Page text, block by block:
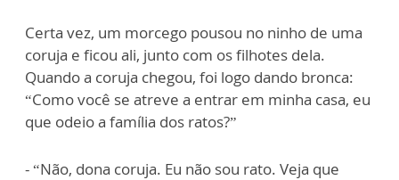
Certa vez, um morcego pousou no ninho de uma
coruja e ficou ali, junto com os filhotes dela.
Quando a coruja chegou, foi logo dando bronca:
“Como você se atreve a entrar em minha casa, eu
que odeio a família dos ratos?”
- “Não, dona coruja. Eu não sou rato. Veja que